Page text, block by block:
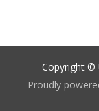
Copyright ©
Proudly